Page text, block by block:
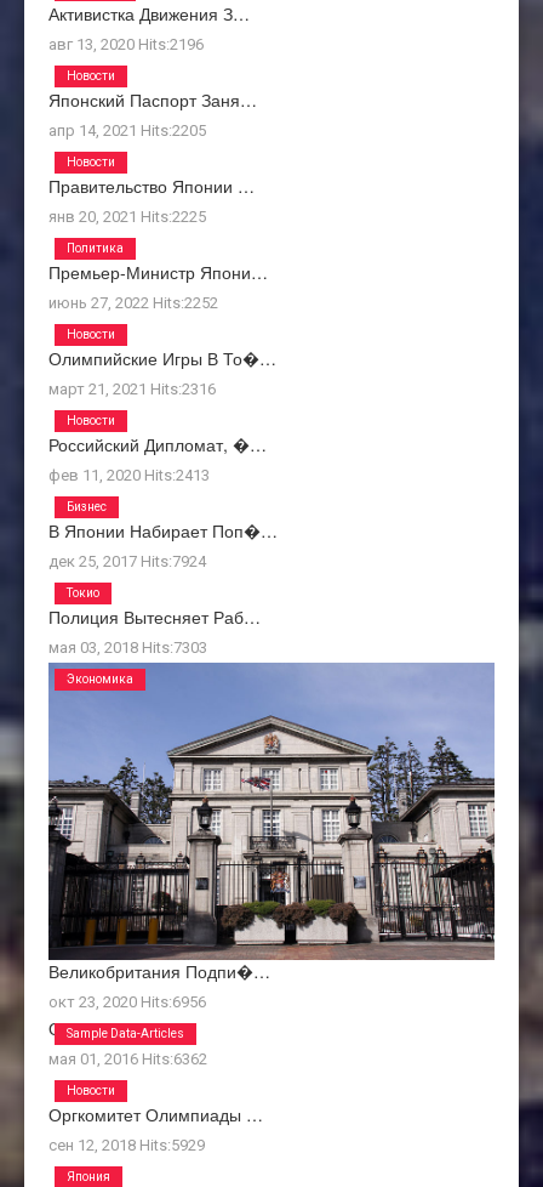
Активистка Движения З…
авг 13, 2020 Hits:2196
Японский Паспорт Заня…
апр 14, 2021 Hits:2205
Новости
Правительство Японии …
янв 20, 2021 Hits:2225
Новости
Премьер-Министр Япони…
июнь 27, 2022 Hits:2252
Политика
Олимпийские Игры В То�…
март 21, 2021 Hits:2316
Новости
Российский Дипломат, �…
фев 11, 2020 Hits:2413
Новости
В Японии Набирает Поп�…
дек 25, 2017 Hits:7924
Бизнес
Полиция Вытесняет Раб…
мая 03, 2018 Hits:7303
Токио
Великобритания Подпи�…
окт 23, 2020 Hits:6956
Экономика
О Нас
мая 01, 2016 Hits:6362
Sample Data-Articles
Оргкомитет Олимпиады …
сен 12, 2018 Hits:5929
Новости
Япония